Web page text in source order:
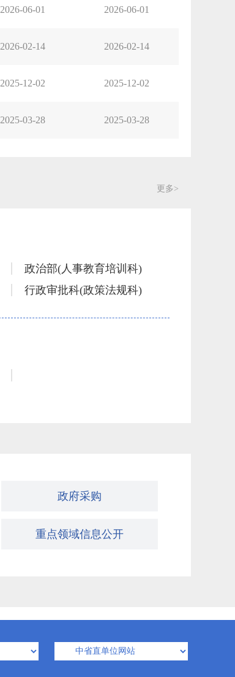
2026-06-01 2026-06-01
2026-02-14 2026-02-14
2025-12-02 2025-12-02
2025-03-28 2025-03-28
更多>
政治部(人事教育培训科)
行政审批科(政策法规科)
政府采购
重点领域信息公开